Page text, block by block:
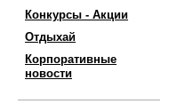
Конкурсы - Акции
Отдыхай
Корпоративные
новости